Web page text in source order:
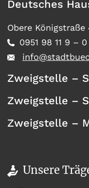
Deutsches
Obere
0951 98 11 9 – 0
Zweigstelle –
Dürrwächterstr.
Zweigstelle –
Seehofstraße 41,
Zweigstelle –
Unsere